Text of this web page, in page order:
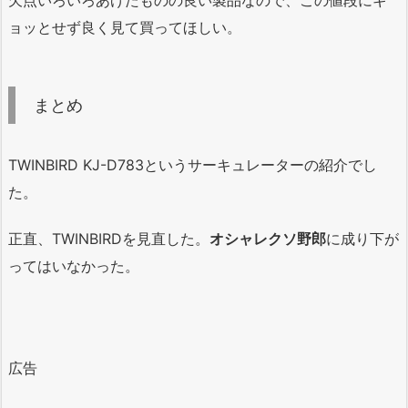
ョッとせず良く見て買ってほしい。
まとめ
TWINBIRD KJ-D783というサーキュレーターの紹介でし
た。
正直、TWINBIRDを見直した。 オシャレクソ野郎に成り下が
ってはいなかった。
広告